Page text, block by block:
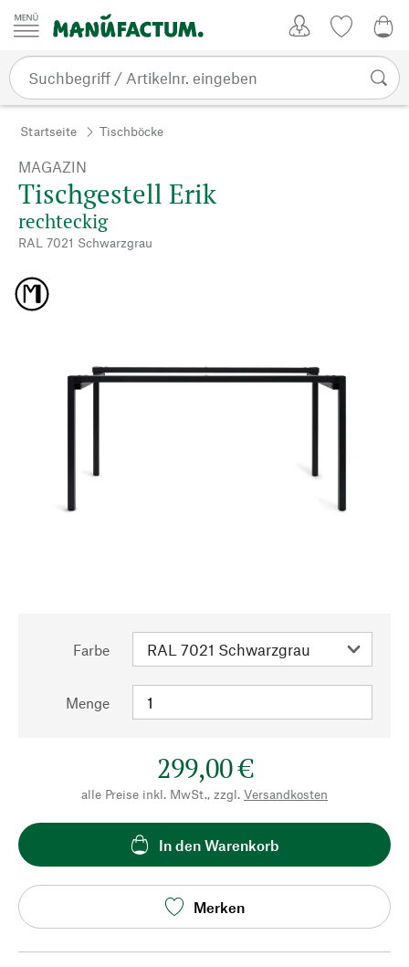
Zum Inhalt springen
Startseite Tischböcke
MAGAZIN
Tischgestell Erik
rechteckig
RAL 7021 Schwarzgrau
Farbe
Menge
299,00 €
alle Preise inkl. MwSt., zzgl. Versandkosten
In den Warenkorb
Merken